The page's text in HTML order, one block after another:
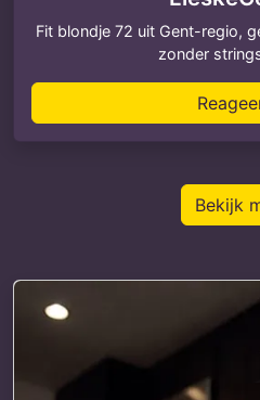
Fit blondje 72 uit Gent-regio,
zonder
Bekijk